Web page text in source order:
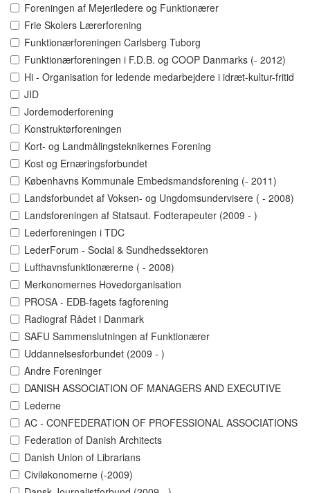
Foreningen af Mejeriledere og Funktionærer
Frie Skolers Lærerforening
Funktionærforeningen Carlsberg Tuborg
Funktionærforeningen i F.D.B. og COOP Danmarks (- 2012)
Hi - Organisation for ledende medarbejdere i idræt-kultur-fritid
JID
Jordemoderforening
Konstruktørforeningen
Kort- og Landmålingsteknikernes Forening
Kost og Ernæringsforbundet
Københavns Kommunale Embedsmandsforening (- 2011)
Landsforbundet af Voksen- og Ungdomsundervisere ( - 2008)
Landsforeningen af Statsaut. Fodterapeuter (2009 - )
Lederforeningen i TDC
LederForum - Social & Sundhedssektoren
Lufthavnsfunktionærerne ( - 2008)
Merkonomernes Hovedorganisation
PROSA - EDB-fagets fagforening
Radiograf Rådet i Danmark
SAFU Sammenslutningen af Funktionærer
Uddannelsesforbundet (2009 - )
Andre Foreninger
DANISH ASSOCIATION OF MANAGERS AND EXECUTIVE
Lederne
AC - CONFEDERATION OF PROFESSIONAL ASSOCIATIONS
Federation of Danish Architects
Danish Union of Librarians
Civiløkonomerne (-2009)